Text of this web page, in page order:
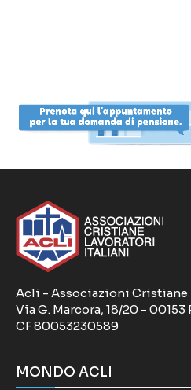
Acli - Associazioni Cristiane
Via G. Marcora, 18/20 - 00153
CF 80053230589
MONDO ACLI